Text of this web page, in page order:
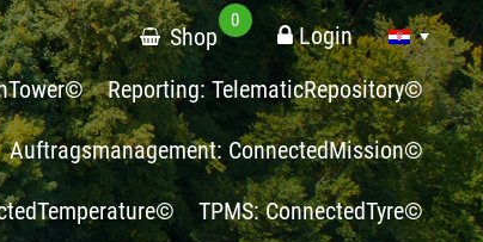
Shop
0
Login
Reporting: TelematicRepository©
Auftragsmanagement: ConnectedMission©
TPMS: ConnectedTyre©